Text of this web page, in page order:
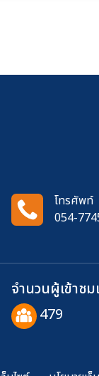
โทรศัพท์
054-
จำนวนผู้เข้าชม
479